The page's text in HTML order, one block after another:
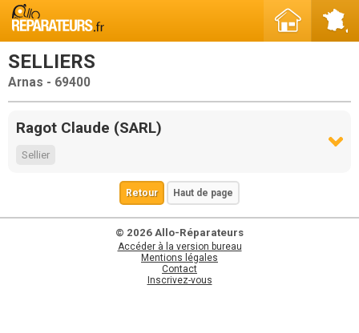
SELLIERS
Arnas - 69400
Ragot Claude (SARL)
Sellier
Retour Haut de page
© 2026 Allo-Réparateurs
Accéder à la version bureau
Mentions légales
Contact
Inscrivez-vous